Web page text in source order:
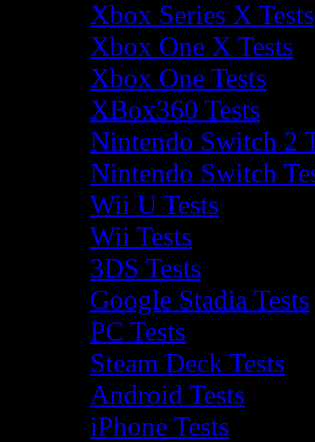
Xbox Series X Tests
Xbox One X Tests
Xbox One Tests
XBox360 Tests
Nintendo Switch 2
Nintendo Switch
Wii U Tests
Wii Tests
3DS Tests
Google Stadia Tests
PC Tests
Steam Deck Tests
Android Tests
iPhone Tests